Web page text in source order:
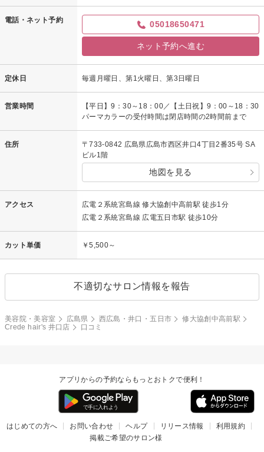
電話・ネット予約 05018650471
ネット予約へ進む
定休日 毎週月曜日、第1火曜日、第3日曜日
営業時間
【平日】9：30～18：00／【土日祝】9：00～18：30
パーマカラーの受付時間は閉店時間の2時間前まで
住所
〒733-0842 広島県広島市西区井口4丁目2番35号 SA
ビル1階
地図を見る
アクセス
広電２系統宮島線 修大協創中高前駅 徒歩1分
広電２系統宮島線 広電五日市駅 徒歩10分
カット単価 ￥5,500～
不適切なサロン情報を報告
美容院・美容室 広島県 西広島・井口・五日市
修大協創中高前駅
Crede hair's 井口店
口コミ
アプリからの予約ならもっとおトクで便利！
はじめての方へ お問い合わせ ヘルプ リリース情報
利用規約
掲載ご希望のサロン様